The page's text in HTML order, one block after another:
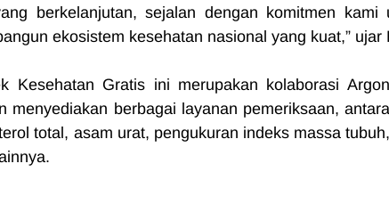
berkelanjutan, sejalan dengan komitmen kami
ekosistem kesehatan nasional yang kuat,” ujar
Kesehatan Gratis ini merupakan kolaborasi
menyediakan berbagai layanan pemeriksaan,
total, asam urat, pengukuran indeks massa